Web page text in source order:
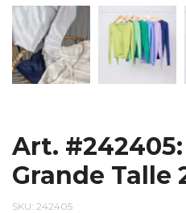
Art. #242405:
Grande Talle
SKU: 242405